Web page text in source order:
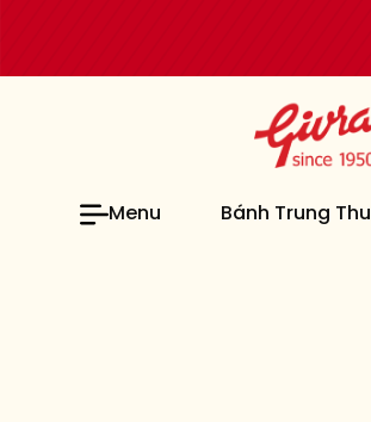
Menu Bánh Trung Thu